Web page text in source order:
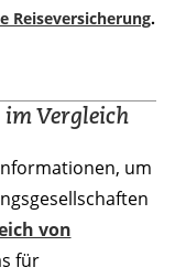
Reiseversicherung.
Vergleich
um
von
für